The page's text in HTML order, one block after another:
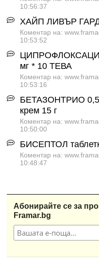
10:56:37
ХАЙП ЛИВЪР
Коментар на:
10:53:52
мг * 10 ТЕВА
Коментар на:
10:53:16
БЕТАЗОНТРИО
крем 15 г
Коментар на:
10:50:00
БИСЕПТОЛ
Коментар на:
10:48:47
Абонирайте се за
Framar.bg